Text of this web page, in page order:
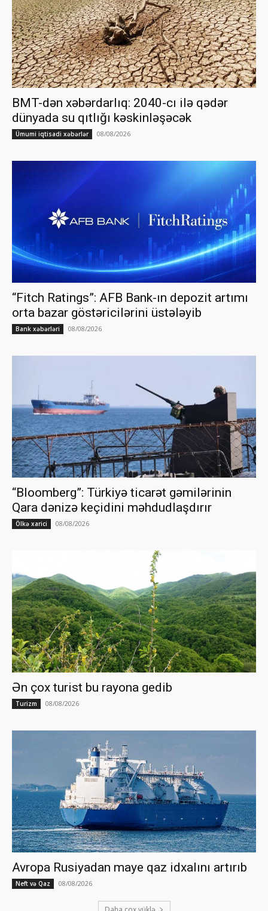
BMT-dən xəbərdarlıq: 2040-cı ilə qədər
dünyada su qıtlığı kəskinləşəcək
Ümumi iqtisadi xəbərlər 08/08/2026
“Fitch Ratings”: AFB Bank-ın depozit artımı
orta bazar göstəricilərini üstələyib
Bank xəbərləri 08/08/2026
“Bloomberg”: Türkiyə ticarət gəmilərinin
Qara dənizə keçidini məhdudlaşdırır
Ölkə xarici 08/08/2026
Ən çox turist bu rayona gedib
Turizm 08/08/2026
Avropa Rusiyadan maye qaz idxalını artırıb
Neft və Qaz 08/08/2026